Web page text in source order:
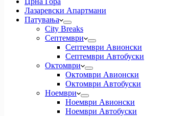
Лазаревски Апартмани
Патувања
City Breaks
Септември
Септември Авионски
Септември Автобуски
Октомври
Октомври Авионски
Октомври Автобуски
Ноември
Ноември Авионски
Ноември Автобуски